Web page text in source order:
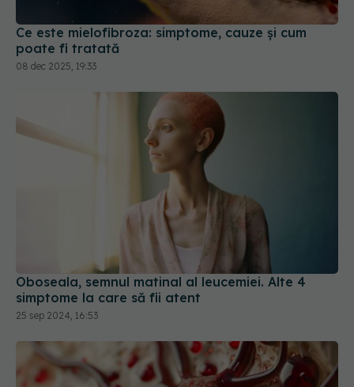
Ce este mielofibroza: simptome, cauze și cum
poate fi tratată
08 dec 2025, 19:33
Oboseala, semnul matinal al leucemiei. Alte 4
simptome la care să fii atent
25 sep 2024, 16:53